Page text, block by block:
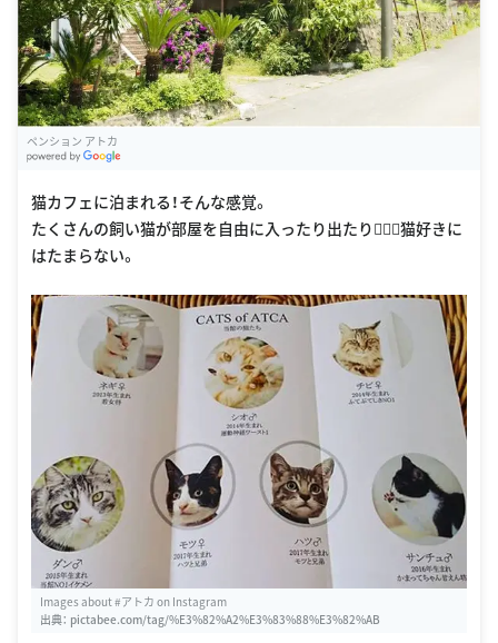
ペンション アトカ
猫カフェに泊まれる！そんな感覚。
たくさんの飼い猫が部屋を自由に入ったり出たり🧚🏼‍♀️猫好きに
はたまらない。
Images about #アトカ on Instagram
出典： pictabee.com/tag/%E3%82%A2%E3%83%88%E3%82%AB